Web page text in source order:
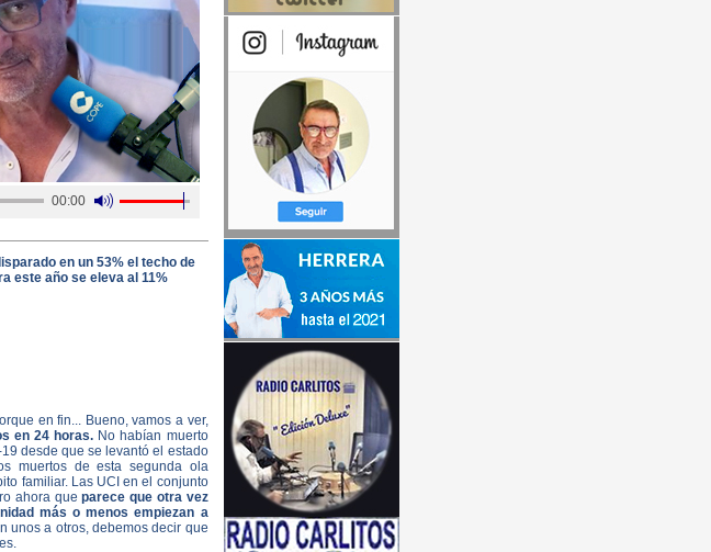
00:00
en un 53% el techo de
este año se eleva al 11%
en fin... Bueno, vamos a ver,
en 24 horas. No habían muerto
desde que se levantó el estado
muertos de esta segunda ola
familiar. Las UCI en el conjunto
ahora queparece que otra vez
más o menos empiezan a
unos a otros, debemos decir que